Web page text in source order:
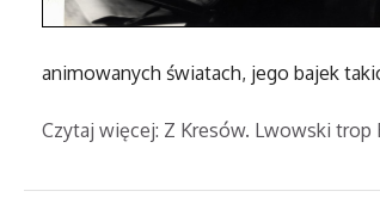
animowanych światach, jego bajek
Czytaj więcej: Z Kresów. Lwowski trop